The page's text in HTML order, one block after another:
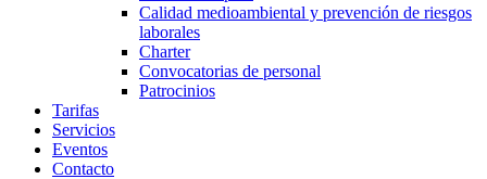
Calidad medioambiental y prevención de riesgos
laborales
Charter
Convocatorias de personal
Patrocinios
Tarifas
Servicios
Eventos
Contacto